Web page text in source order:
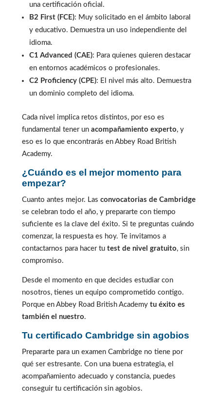
una certificación oficial.
B2 First (FCE): Muy solicitado en el ámbito laboral
y educativo. Demuestra un uso independiente del
idioma.
C1 Advanced (CAE): Para quienes quieren destacar
en entornos académicos o profesionales.
C2 Proficiency (CPE): El nivel más alto. Demuestra
un dominio completo del idioma.
Cada nivel implica retos distintos, por eso es
fundamental tener un acompañamiento experto, y
eso es lo que encontrarás en Abbey Road British
Academy.
¿Cuándo es el mejor momento para
empezar?
Cuanto antes mejor. Las convocatorias de Cambridge
se celebran todo el año, y prepararte con tiempo
suficiente es la clave del éxito. Si te preguntas cuándo
comenzar, la respuesta es hoy. Te invitamos a
contactarnos para hacer tu test de nivel gratuito, sin
compromiso.
Desde el momento en que decides estudiar con
nosotros, tienes un equipo comprometido contigo.
Porque en Abbey Road British Academy tu éxito es
también el nuestro.
Tu certificado Cambridge sin agobios
Prepararte para un examen Cambridge no tiene por
qué ser estresante. Con una buena estrategia, el
acompañamiento adecuado y constancia, puedes
conseguir tu certificación sin agobios.